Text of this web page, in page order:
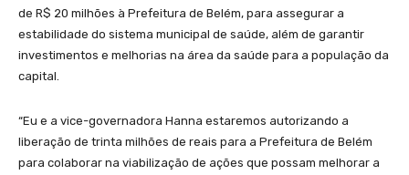
de R$ 20 milhões à Prefeitura de Belém, para assegurar a
estabilidade do sistema municipal de saúde, além de garantir
investimentos e melhorias na área da saúde para a população da
capital.
“Eu e a vice-governadora Hanna estaremos autorizando a
liberação de trinta milhões de reais para a Prefeitura de Belém
para colaborar na viabilização de ações que possam melhorar a